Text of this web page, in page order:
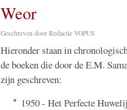
Weor
Geschreven door Redactie VOPUS
Hieronder staan in
de boeken die door de E.M.
zijn geschreven:
1950 - Het Perfecte